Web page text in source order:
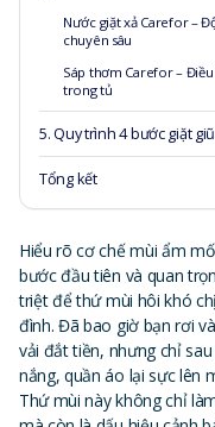
Nước giặt xả Carefor –
chuyên sâu
Sáp thơm Carefor –
trong tủ
5. Quy trình 4 bước giặt
Tổng kết
Hiểu rõ cơ chế mùi ẩm
bước đầu tiên và quan
triệt để thứ mùi hôi khó
đình. Đã bao giờ bạn rơi
vải đắt tiền, nhưng chỉ
nắng, quần áo lại sực lên
Thứ mùi này không chỉ